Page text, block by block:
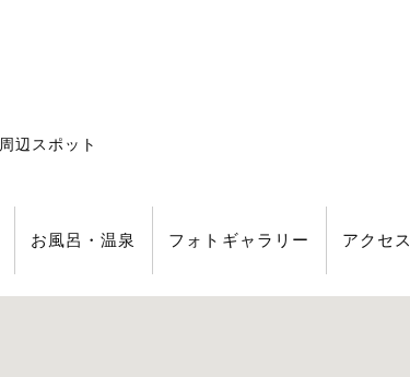
周辺スポット
お風呂 ・温泉 フォト ギャラリー アクセス